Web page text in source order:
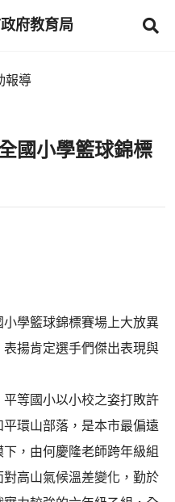
府教育局
報導
國小學籃球錦標
學籃球錦標賽場上大放異
揚肯定選手們傑出表現與
等國小以小校之姿打敗許
環山部落，是本市最偏遠
，由何慶隆老師跨年級組
高山氣候溫差變化，勤於